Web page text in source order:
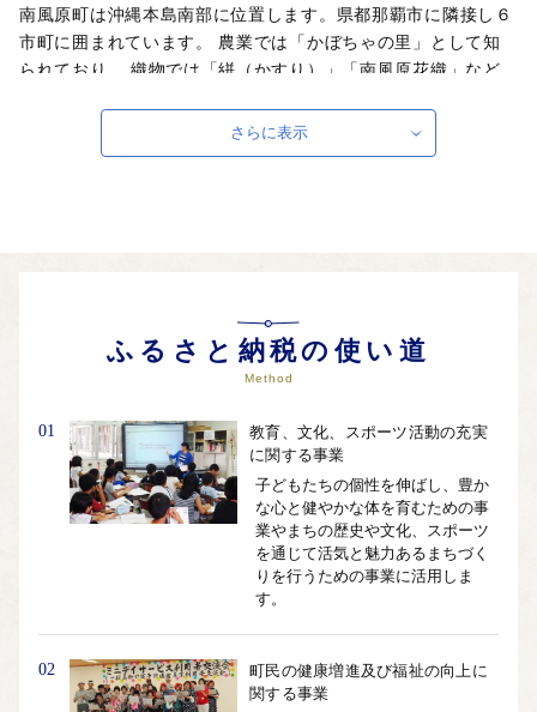
南風原町は沖縄本島南部に位置します。県都那覇市に隣接し６
市町に囲まれています。 農業では「かぼちゃの里」として知
られており、 織物では「絣（かすり）」「南風原花織」など
（メーカタボー）」獅子舞などが無形民俗文化財に指定される
など、 豊かな自然と伝統文化に恵まれています。
さらに表示
ふるさと納税の使い道
Method
01
教育、文化、スポーツ活動の充実
に関する事業
子どもたちの個性を伸ばし、豊か
な心と健やかな体を育むための事
業やまちの歴史や文化、スポーツ
を通じて活気と魅力あるまちづく
りを行うための事業に活用しま
す。
02
町民の健康増進及び福祉の向上に
関する事業